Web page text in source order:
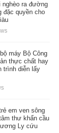
ra đường
đặc quyền cho
máy Bộ Công
thực chất hay
trình diễn lấy
em ven sông
thư khẩn cầu
Ly cứu